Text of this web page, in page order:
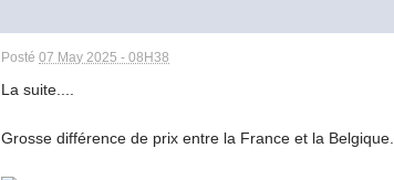
Posté07 May 2025 - 08H38
La suite....
Grosse différence de prix entre la France et la Belgique.